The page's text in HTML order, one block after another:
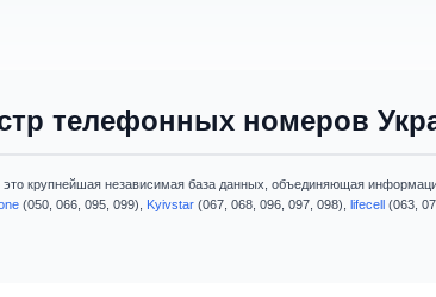
телефонных номеров
крупнейшая независимая база данных, объединяющая
(050, 066, 095, 099), Kyivstar(067, 068, 096, 097, 098), lifecell(063,